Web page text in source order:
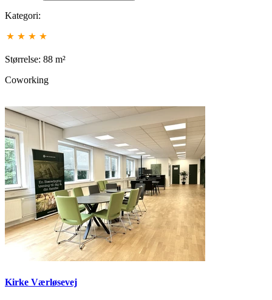
Kategori:
Størrelse: 88 m²
Coworking
Kirke Værløsevej